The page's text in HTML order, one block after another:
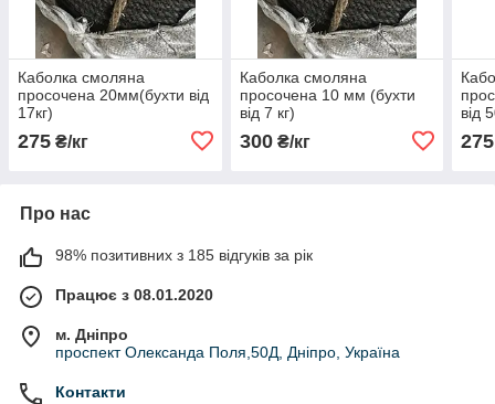
Каболка смоляна
просочена 20мм(бухти від
17кг)
275 ₴/кг
Каболка смоляна
просочена 10 мм (бухти
від 7 кг)
300₴/кг
від
275
Про нас
98% позитивних з 185 відгуків за рік
Працює з 08.01.2020
м. Дніпро
проспект Олександа Поля,50Д, Дніпро, Україна
Контакти